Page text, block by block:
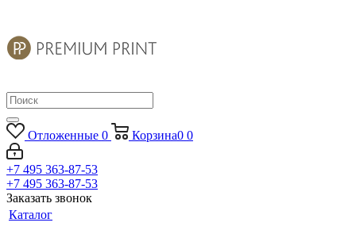
Отложенные 0 Корзина0 0
+7 495 363-87-53
+7 495 363-87-53
Заказать звонок
Каталог